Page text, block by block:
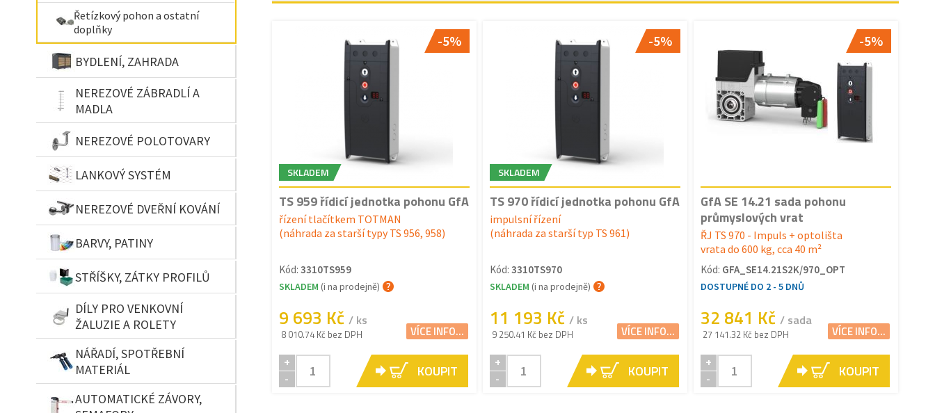
Řetízkový pohon a ostatní
doplňky
BYDLENÍ, ZAHRADA
NEREZOVÉ ZÁBRADLÍ A
MADLA
NEREZOVÉ POLOTOVARY
LANKOVÝ SYSTÉM
NEREZOVÉ DVEŘNÍ KOVÁNÍ
BARVY, PATINY
STŘÍŠKY, ZÁTKY PROFILŮ
DÍLY PRO VENKOVNÍ
ŽALUZIE A ROLETY
NÁŘADÍ, SPOTŘEBNÍ
MATERIÁL
AUTOMATICKÉ ZÁVORY,
-5%
SKLADEM
TS 959 řídicí jednotka pohonu GfA
řízení tlačítkem TOTMAN
(náhrada za starší typy TS 956, 958)
Kód: 3310TS959
SKLADEM (i na prodejně)
9 693 Kč / ks
8 010.74 Kč bez DPH VÍCE INFO...
+
-
KOUPIT
-5%
SKLADEM
TS 970 řídicí jednotka pohonu GfA
impulsní řízení
(náhrada za starší typ TS 961)
Kód: 3310TS970
SKLADEM (i na prodejně)
11 193 Kč / ks
9 250.41 Kč bez DPH VÍCE INFO...
+
-
KOUPIT
-5%
GfA SE 14.21 sada pohonu
průmyslových vrat
ŘJ TS 970 - Impuls + optolišta
vrata do 600 kg, cca 40 m²
Kód: GFA_SE14.21S2K/970_OPT
DOSTUPNÉ DO 2 - 5 DNŮ
32 841 Kč / sada
27 141.32 Kč bez DPH VÍCE INFO...
+
-
KOUPIT